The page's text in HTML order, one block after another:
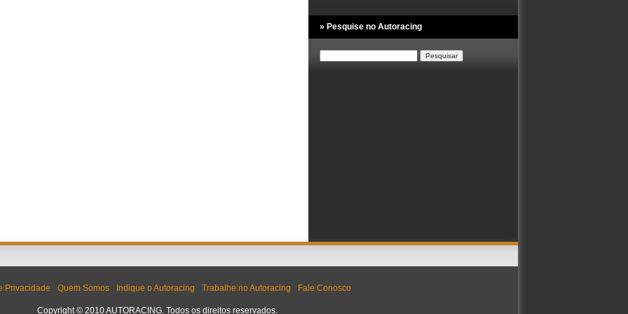
» Pesquise no Autoracing
Pesquisar
por:
Privacidade Quem Somos Indique o Autoracing Trabalhe no Autoracing Fale Conosco
Copyright © 2010 AUTORACING. Todos os direitos reservados.